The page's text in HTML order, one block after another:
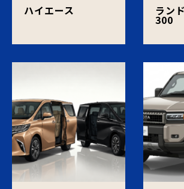
ハイエース ラン
300